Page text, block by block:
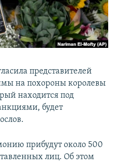
представителей
на похороны королевы
находится под
будет
прибудут около 500
лиц. Об этом